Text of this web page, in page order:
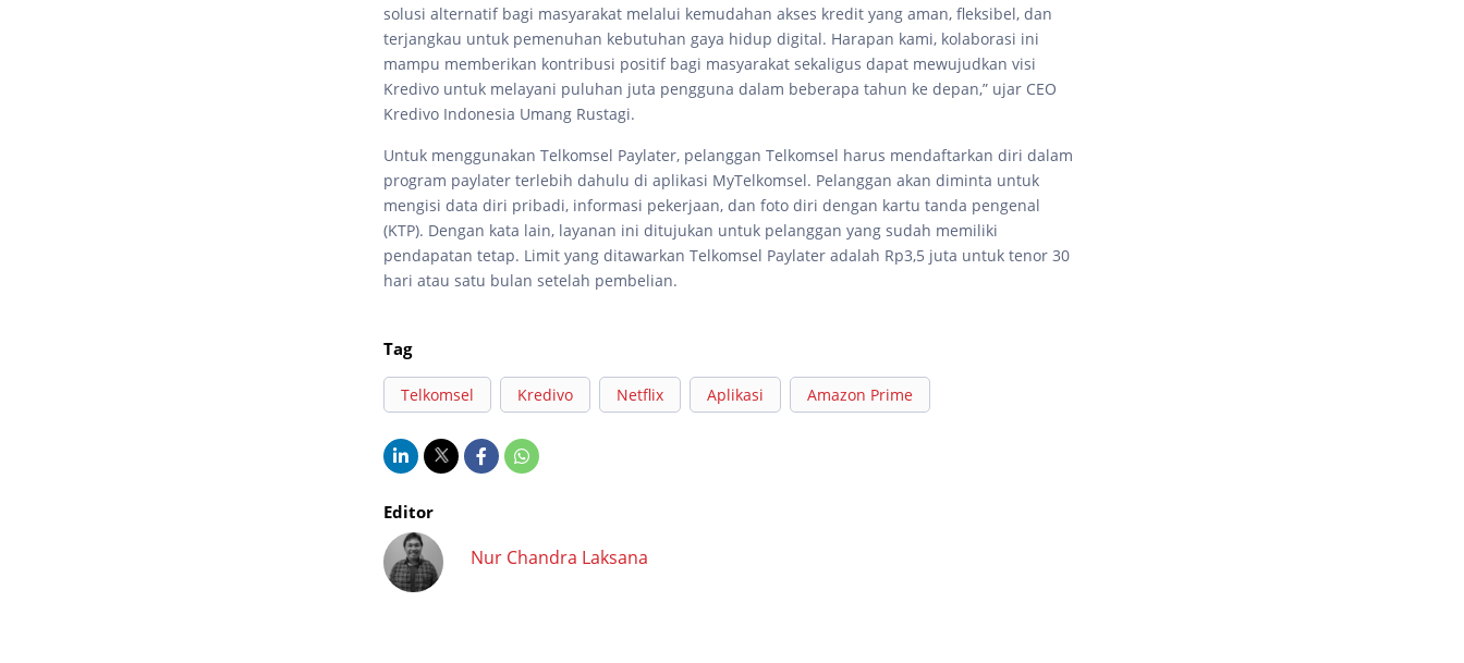
solusi alternatif bagi masyarakat melalui kemudahan akses kredit yang aman, fleksibel, dan
terjangkau untuk pemenuhan kebutuhan gaya hidup digital. Harapan kami, kolaborasi ini
mampu memberikan kontribusi positif bagi masyarakat sekaligus dapat mewujudkan visi
Kredivo untuk melayani puluhan juta pengguna dalam beberapa tahun ke depan,” ujar CEO
Kredivo Indonesia Umang Rustagi.
Untuk menggunakan Telkomsel Paylater, pelanggan Telkomsel harus mendaftarkan diri dalam
program paylater terlebih dahulu di aplikasi MyTelkomsel. Pelanggan akan diminta untuk
mengisi data diri pribadi, informasi pekerjaan, dan foto diri dengan kartu tanda pengenal
(KTP). Dengan kata lain, layanan ini ditujukan untuk pelanggan yang sudah memiliki
pendapatan tetap. Limit yang ditawarkan Telkomsel Paylater adalah Rp3,5 juta untuk tenor 30
hari atau satu bulan setelah pembelian.
Tag
Telkomsel Kredivo Netflix Aplikasi Amazon Prime
Editor
Nur Chandra Laksana